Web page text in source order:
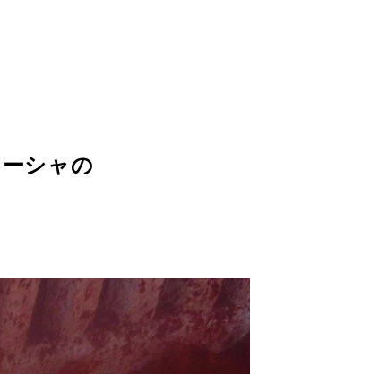
シャの